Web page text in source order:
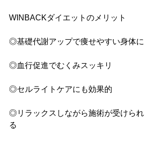
WINBACKダイエットのメリット
◎基礎代謝アップで痩せやすい身体に
◎血行促進でむくみスッキリ
◎セルライトケアにも効果的
◎リラックスしながら施術が受けられ
る